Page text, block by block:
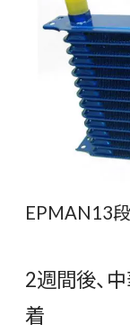
EPMAN13
2週間後、
着